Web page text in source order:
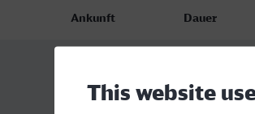
Ankunft Dauer
17.08.26
12:02